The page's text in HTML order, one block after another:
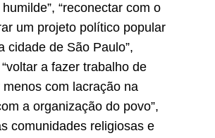
humilde”, “reconectar com o
um projeto político popular
cidade de São Paulo”,
a fazer trabalho de
com lacração na
a organização do povo”,
comunidades religiosas e